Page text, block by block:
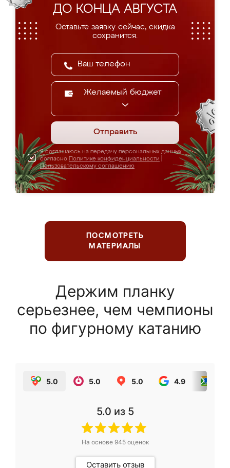
ДО КОНЦА АВГУСТА
Оставьте заявку сейчас, скидка
сохранится.
Желаемый бюджет
Отправить
Я соглашаюсь на передачу персональных данных
согласно Политике конфиденциальности
Пользовательскому соглашению
ПОСМОТРЕТЬ
МАТЕРИАЛЫ
Держим планку
серьезнее, чем чемпионы
по фигурному катанию
5.0 5.0 5.0 4.9
5.0 из 5
На основе 945оценок
Оставить отзыв